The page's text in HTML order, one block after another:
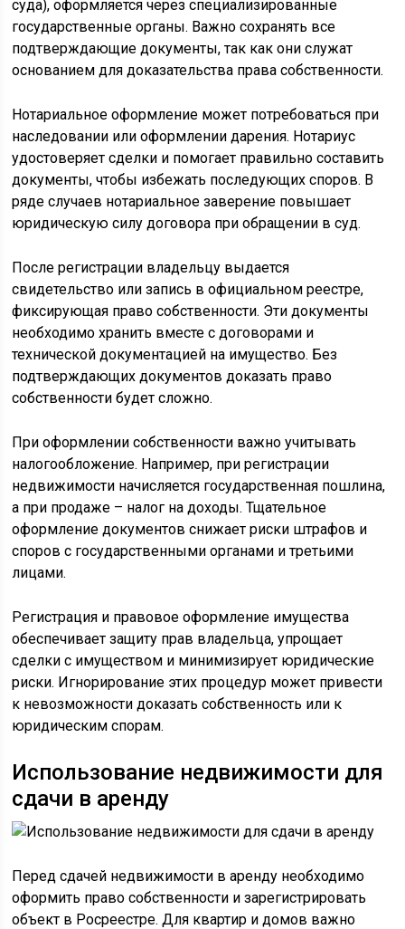
суда), оформляется через специализированные
государственные органы. Важно сохранять все
подтверждающие документы, так как они служат
основанием для доказательства права собственности.
Нотариальное оформление может потребоваться при
наследовании или оформлении дарения. Нотариус
удостоверяет сделки и помогает правильно составить
документы, чтобы избежать последующих споров. В
ряде случаев нотариальное заверение повышает
юридическую силу договора при обращении в суд.
После регистрации владельцу выдается
свидетельство или запись в официальном реестре,
фиксирующая право собственности. Эти документы
необходимо хранить вместе с договорами и
технической документацией на имущество. Без
подтверждающих документов доказать право
собственности будет сложно.
При оформлении собственности важно учитывать
налогообложение. Например, при регистрации
недвижимости начисляется государственная пошлина,
а при продаже – налог на доходы. Тщательное
оформление документов снижает риски штрафов и
споров с государственными органами и третьими
лицами.
Регистрация и правовое оформление имущества
обеспечивает защиту прав владельца, упрощает
сделки с имуществом и минимизирует юридические
риски. Игнорирование этих процедур может привести
к невозможности доказать собственность или к
юридическим спорам.
Использование недвижимости для
сдачи в аренду
Перед сдачей недвижимости в аренду необходимо
оформить право собственности и зарегистрировать
объект в Росреестре. Для квартир и домов важно